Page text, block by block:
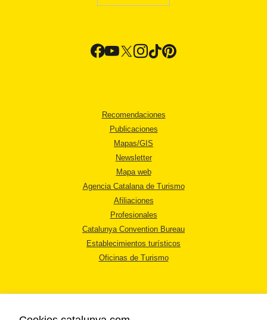
Recomendaciones
Publicaciones
Mapas/GIS
Newsletter
Mapa web
Agencia Catalana de Turismo
Afiliaciones
Profesionales
Catalunya Convention Bureau
Establecimientos turísticos
Oficinas de Turismo